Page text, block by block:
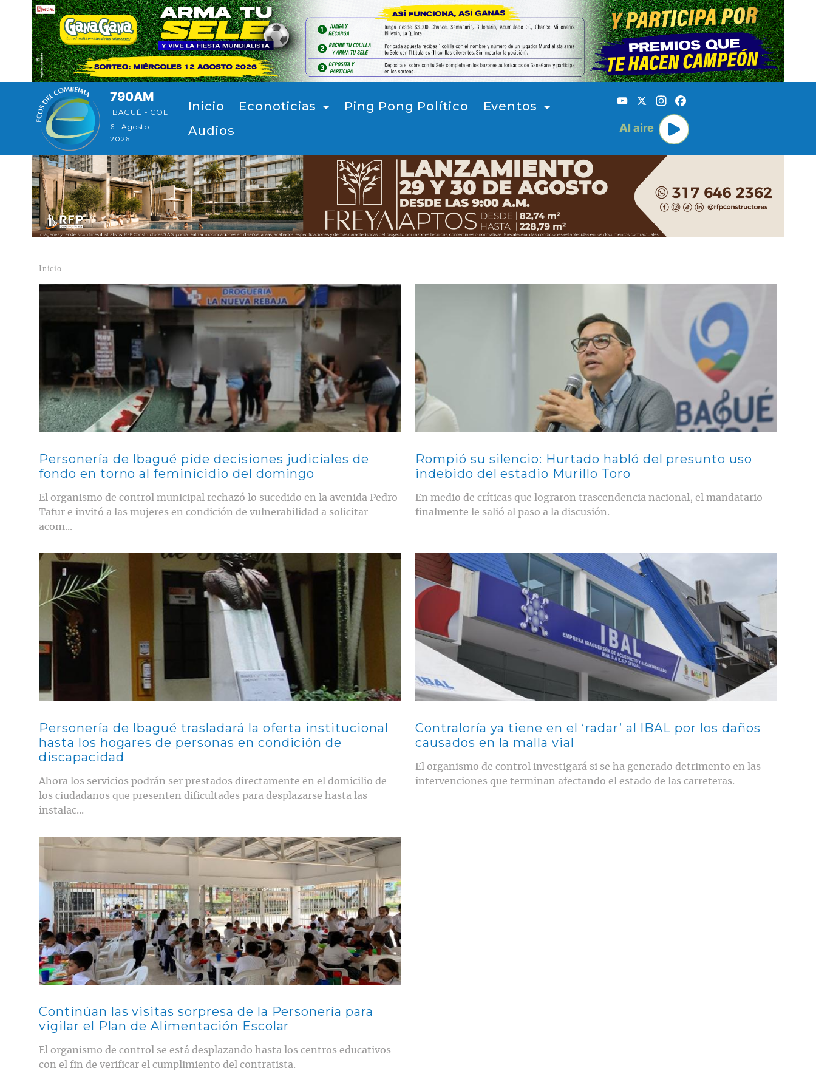
Pasar al contenido principal
790AM
IBAGUÉ - COL
6 · Agosto ·
2026
Inicio Econoticias Ping Pong Político
Eventos
Audios
YouTube
X Instagram
Al aire
Inicio
Contenido multimedia principal
Personería de Ibagué pide decisiones judiciales de
fondo en torno al feminicidio del domingo
El organismo de control municipal rechazó lo sucedido en la avenida Pedro
Tafur e invitó a las mujeres en condición de vulnerabilidad a solicitar
acom...
Rompió su silencio: Hurtado habló del presunto uso
indebido del estadio Murillo Toro
En medio de críticas que lograron trascendencia nacional, el mandatario
finalmente le salió al paso a la discusión.
Contenido multimedia principal
Personería de Ibagué trasladará la oferta institucional
hasta los hogares de personas en condición de
discapacidad
Ahora los servicios podrán ser prestados directamente en el domicilio de
los ciudadanos que presenten dificultades para desplazarse hasta las
instalac...
Contenido multimedia principal
Contraloría ya tiene en el ‘radar’ al IBAL por los daños
causados en la malla vial
El organismo de control investigará si se ha generado detrimento en las
intervenciones que terminan afectando el estado de las carreteras.
Contenido multimedia principal
Continúan las visitas sorpresa de la Personería para
vigilar el Plan de Alimentación Escolar
El organismo de control se está desplazando hasta los centros educativos
con el fin de verificar el cumplimiento del contratista.